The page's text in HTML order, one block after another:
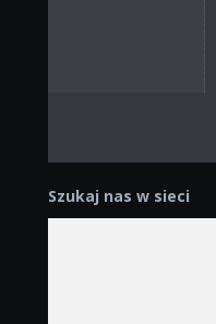
Szukaj nas w sieci